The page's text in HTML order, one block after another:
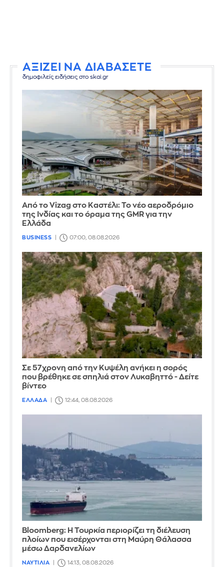
ΑΞΙΖΕΙ ΝΑ ΔΙΑΒΑΣΕΤΕ
δημοφιλείς ειδήσεις στο skai.gr
Από το Vizag στο Καστέλι: Το νέο αεροδρόμιο
της Ινδίας και το όραμα της GMR για την
Ελλάδα
BUSINESS 07:00, 08.08.2026
Σε 57χρονη από την Κυψέλη ανήκει η σορός
που βρέθηκε σε σπηλιά στον Λυκαβηττό - Δείτε
βίντεο
ΕΛΛΑΔΑ 12:44, 08.08.2026
Bloomberg: Η Τουρκία περιορίζει τη διέλευση
πλοίων που εισέρχονται στη Μαύρη Θάλασσα
μέσω Δαρδανελίων
ΝΑΥΤΙΛΙΑ 14:13, 08.08.2026